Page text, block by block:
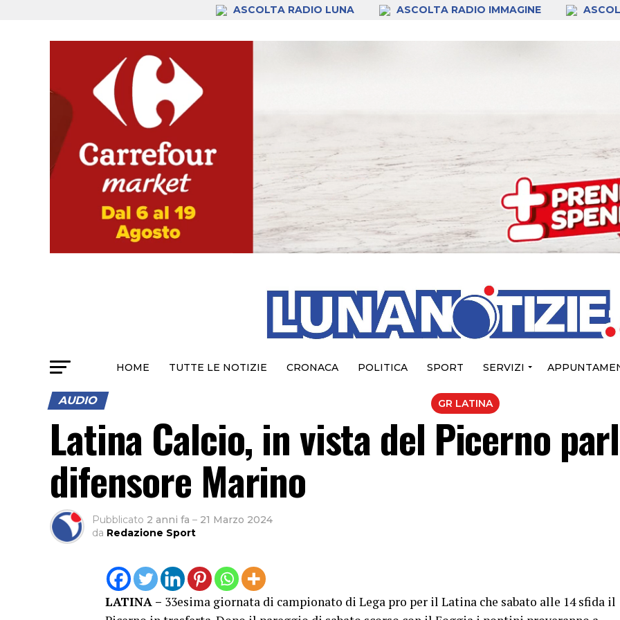
ASCOLTA RADIO LUNA ASCOLTA RADIO IMMAGINE
HOME TUTTE LE NOTIZIE CRONACA POLITICA SPORT SERVIZI
GR LATINA
AUDIO
Latina Calcio, in vista del Picerno
difensore Marino
Pubblicato 2 anni fa – 21 Marzo 2024
da Redazione Sport
LATINA – 33esima giornata di campionato di Lega pro per il Latina che sabato alle 14 sfida il